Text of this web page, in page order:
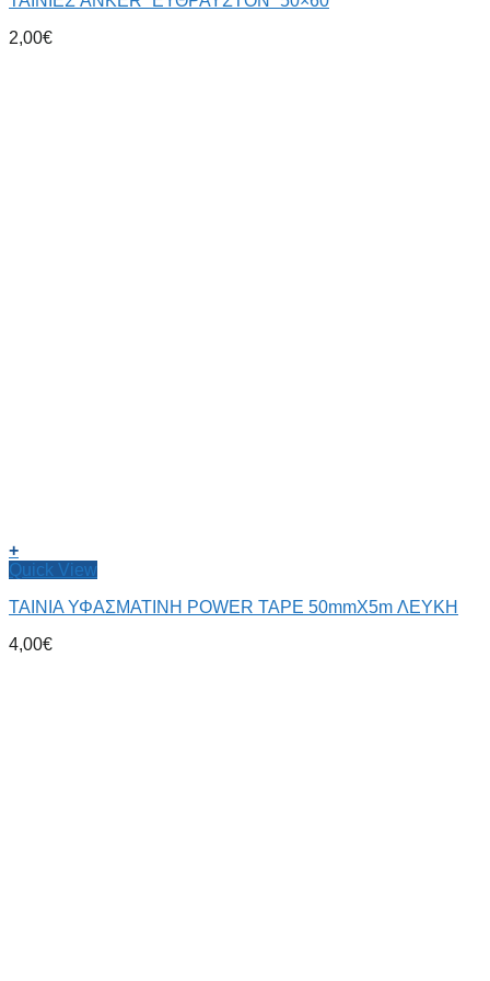
2,00€
+
Quick View
ΤΑΙΝΙΑ ΥΦΑΣΜΑΤΙΝΗ POWER TAPE 50mmX5m ΛΕΥΚΗ
4,00€